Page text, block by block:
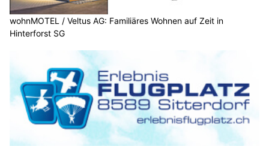
wohnMOTEL / Veltus AG: Familiäres Wohnen auf Zeit in
Hinterforst SG